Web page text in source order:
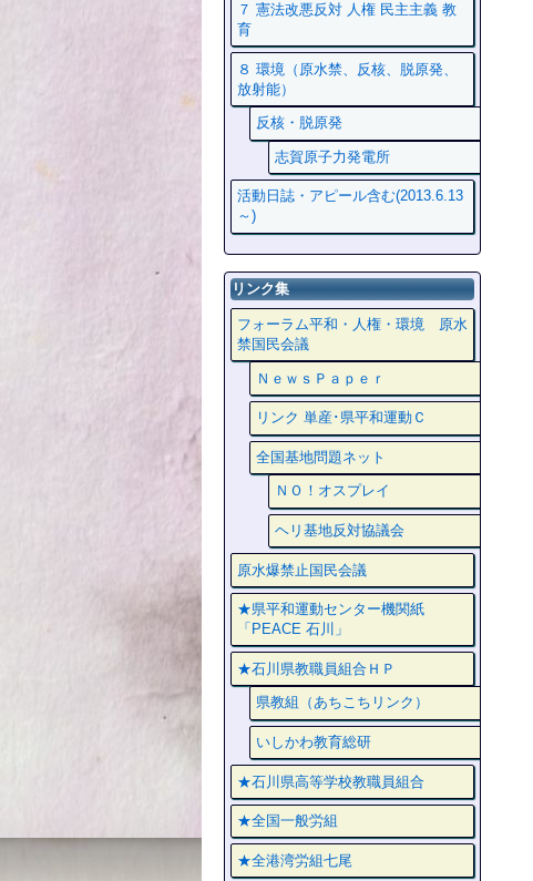
７ 憲法改悪反対 人権 民主主義 教
育
８ 環境（原水禁、反核、脱原発、
放射能）
反核・脱原発
志賀原子力発電所
活動日誌・アピール含む(2013.6.13
～)
リンク集
フォーラム平和・人権・環境 原水
禁国民会議
ＮｅｗｓＰａｐｅｒ
リンク 単産･県平和運動Ｃ
全国基地問題ネット
ＮＯ！オスプレイ
ヘリ基地反対協議会
原水爆禁止国民会議
★県平和運動センター機関紙
「PEACE 石川」
★石川県教職員組合ＨＰ
県教組（あちこちリンク）
いしかわ教育総研
★石川県高等学校教職員組合
★全国一般労組
★全港湾労組七尾